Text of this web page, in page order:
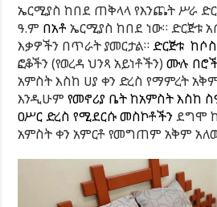
ኤርሚያስ ከበደ ጠቅላላ የእንጨት ሥራ
ዓ.ም በአቶኤርሚያስ ከበደ ነው። ድርጅቱ
እቃዎችን በጥራት ያመርታል።ድርጅቱ
ፎቆችን (የወረዳ ህንጻ አይነቶችን)ሙሉ
አምስት እስከ ሀያ ቀን ድረስ የማምረት
እንዲሁም የመኖሪያ ቤት ከአምስት እስከ
ዐሥር ድረስ የሚደርሱ መስኮቶችንደግሞ
አምስት ቀን አምርቶ የመግጠም አቅም